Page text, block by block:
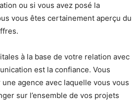
ou si vous avez posé la
vous êtes certainement aperçu du
à la base de votre relation avec
est la confiance. Vous
agence avec laquelle vous vous
sur l’ensemble de vos projets